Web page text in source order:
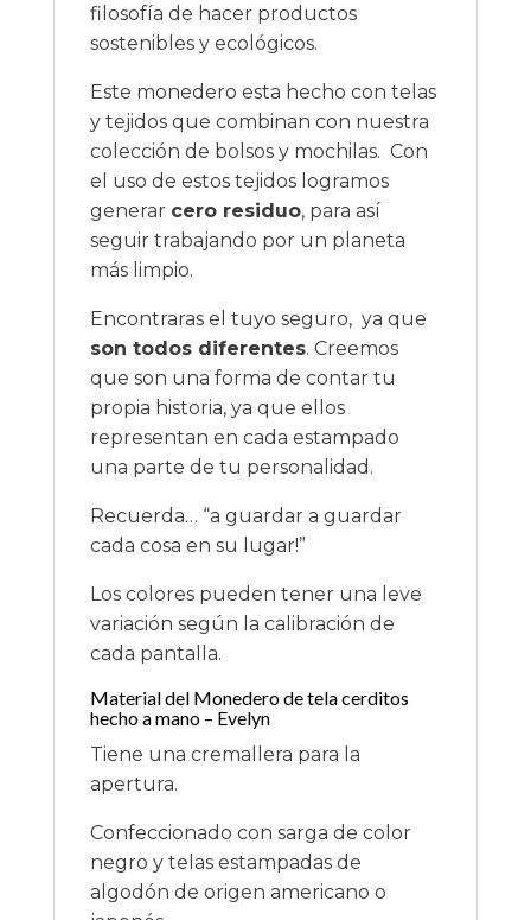
filosofía de hacer productos
sostenibles y ecológicos.
Este monedero esta hecho con telas
y tejidos que combinan con nuestra
colección de bolsos y mochilas. Con
el uso de estos tejidos logramos
generar cero residuo, para así
seguir trabajando por un planeta
más limpio.
Encontraras el tuyo seguro, ya que
son todos diferentes. Creemos
que son una forma de contar tu
propia historia, ya que ellos
representan en cada estampado
una parte de tu personalidad.
Recuerda… “a guardar a guardar
cada cosa en su lugar!”
Los colores pueden tener una leve
variación según la calibración de
cada pantalla.
Material del Monedero de tela cerditos
hecho a mano – Evelyn
Tiene una cremallera para la
apertura.
Confeccionado con sarga de color
negro y telas estampadas de
algodón de origen americano o